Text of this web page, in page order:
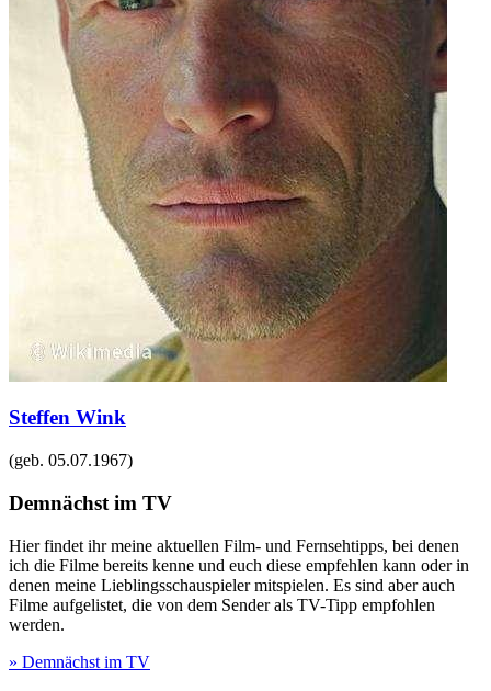
Steffen Wink
(geb. 05.07.1967)
Demnächst im TV
Hier findet ihr meine aktuellen Film- und Fernsehtipps, bei denen
ich die Filme bereits kenne und euch diese empfehlen kann oder in
denen meine Lieblingsschauspieler mitspielen. Es sind aber auch
Filme aufgelistet, die von dem Sender als TV-Tipp empfohlen
werden.
» Demnächst im TV